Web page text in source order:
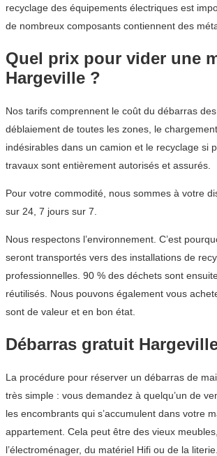
recyclage des équipements électriques est
de nombreux composants contiennent des
Quel prix pour vider une
Hargeville ?
Nos tarifs comprennent le coût du débarras
déblaiement de toutes les zones, le
indésirables dans un camion et le recyclage si
travaux sont entièrement autorisés et assurés.
Pour votre commodité, nous sommes à votre
sur 24, 7 jours sur 7.
Nous respectons l’environnement. C’est
seront transportés vers des installations de
professionnelles. 90 % des déchets sont
réutilisés. Nous pouvons également vous
sont de valeur et en bon état.
Débarras gratuit
La procédure pour réserver un débarras de
très simple : vous demandez à quelqu’un de
les encombrants qui s’accumulent dans votre
appartement. Cela peut être des vieux
l’électroménager, du matériel Hifi ou de la